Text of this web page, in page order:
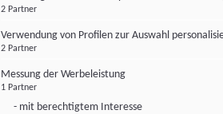
2 Partner
Verwendung von Profilen zur Auswahl
2 Partner
Messung der Werbeleistung
1 Partner
- mit berechtigtem Interesse